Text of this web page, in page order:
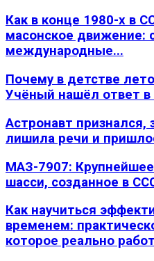
Как в конце 1980-х в
масонское движение:
международные...
Почему в детстве
Учёный нашёл ответ в
Астронавт признался,
лишила речи и
МАЗ-7907:
шасси, созданное в
Как научиться
временем:
которое реально